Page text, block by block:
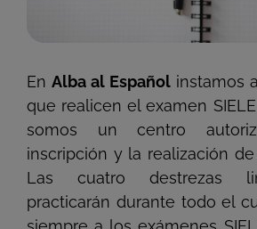
En Alba al Español instamos
que realicen el examen
somos un centro
inscripción y la realización
Las cuatro destrezas
practicarán durante todo el